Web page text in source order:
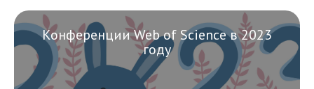
Конференции Web of Science в 2023
году